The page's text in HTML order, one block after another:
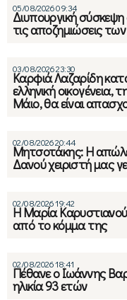
05/08/2026 09:34
Διυπουργική
τις αποζημιώσεις
03/08/2026 23:30
Καρφιά Λαζαρίδη
ελληνική
Μάιο, θα είναι
02/08/2026 20:44
Μητσοτάκης: Η
Δανού χειριστή μας
02/08/2026 19:42
Η Μαρία
από το κόμμα της
02/08/2026 18:41
Πέθανε ο Ιωάννης
ηλικία 93 ετών